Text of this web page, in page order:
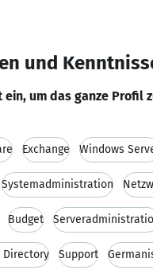
und
ein, um das ganze Profil
Exchange Windows
Systemadministration
Budget
Support